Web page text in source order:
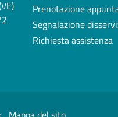
Prenotazione
Segnalazione
Richiesta assistenza